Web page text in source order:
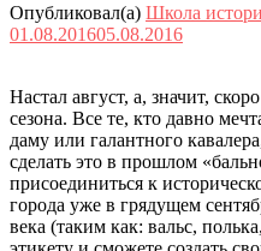
Опубликовал(а) Школа
01.08.201605.08.2016
Настал август, а, значит,
сезона. Все те, кто давно
даму или галантного
сделать это в прошлом
присоединиться к
города уже в грядущем
века (таким как: вальс,